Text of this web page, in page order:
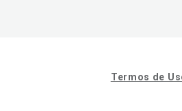
Termos de